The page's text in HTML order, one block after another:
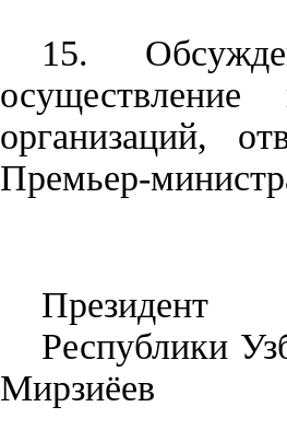
15.
организаций,
Премьер-
Президент
Мирзиёев